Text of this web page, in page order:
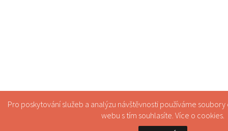
Pro poskytování služeb a analýzu návštěvnosti používáme
webu s tím souhlasíte. Více o cookies.